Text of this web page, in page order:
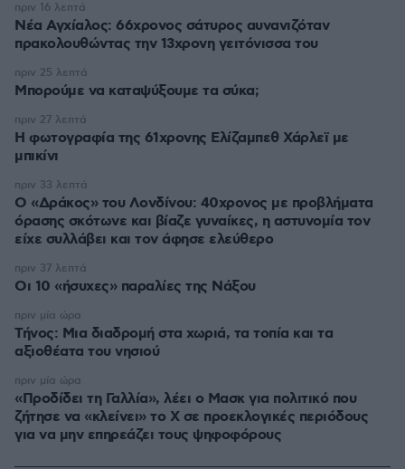
Νέα Αγχίαλος: 66χρονος σάτυρος αυνανιζόταν
πρακολουθώντας την 13χρονη γειτόνισσα του
πριν 16 λεπτά
Μπορούμε να καταψύξουμε τα σύκα;
πριν 25 λεπτά
Η φωτογραφία της 61χρονης Ελίζαμπεθ Χάρλεϊ με
μπικίνι
πριν 27 λεπτά
Ο «Δράκος» του Λονδίνου: 40χρονος με προβλήματα
όρασης σκότωνε και βίαζε γυναίκες, η αστυνομία τον
είχε συλλάβει και τον άφησε ελεύθερο
πριν 33 λεπτά
Οι 10 «ήσυχες» παραλίες της Νάξου
πριν 37 λεπτά
Τήνος: Μια διαδρομή στα χωριά, τα τοπία και τα
αξιοθέατα του νησιού
πριν μία ώρα
«Προδίδει τη Γαλλία», λέει ο Μασκ για πολιτικό που
ζήτησε να «κλείνει» το X σε προεκλογικές περιόδους
για να μην επηρεάζει τους ψηφοφόρους
πριν μία ώρα